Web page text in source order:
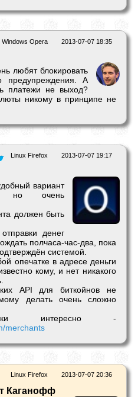
2013-07-07 18:35
Windows Opera
любят блокировать
предупреждения. А
платежи не выход?
никому в принципе не
2013-07-07 19:17
Linux Firefox
вариант
но очень
должен быть
денег
полчаса-час-два, пока
системой.
опечатке в адресе деньги
кому, и нет никакого
API для биткойнов не
делать очень сложно
интересно -
merchants
2013-07-07 20:36
Linux Firefox
Каганофф